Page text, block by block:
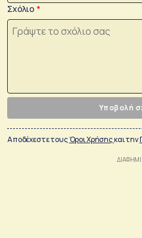
Σχόλιο
Υποβολή
Αποδέχεστε τουςΌροι Χρήσηςκαι την